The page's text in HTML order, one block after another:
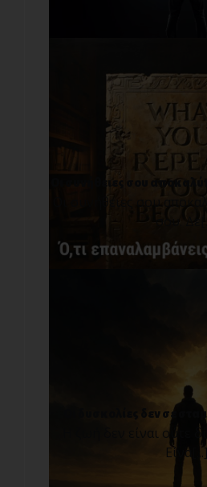
Οι συνήθειες σου
Οι συνήθειες σου
Οι δυσκολίες δεν σε
Η ζωή δεν είναι ούτε
Είνα[...]